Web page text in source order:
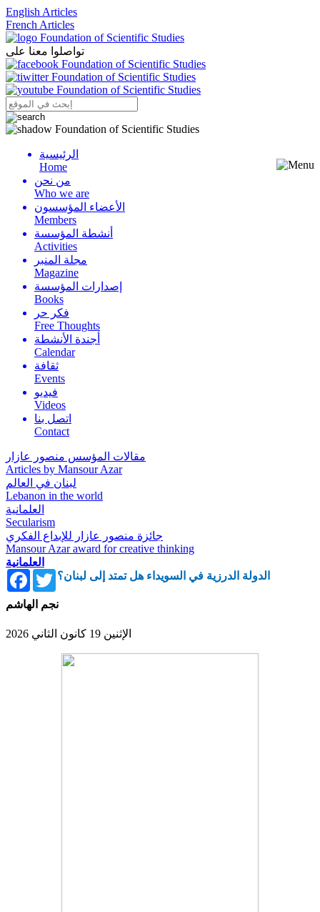
English Articles
French Articles
تواصلوا معنا على
Menu
الرئيسية
Home
من نحن
Who we are
الأعضاء المؤسسون
Members
أنشطة المؤسسة
Activities
مجلة المنبر
Magazine
إصدارات المؤسسة
Books
فكر حر
Free Thoughts
أجندة الأنشطة
Calendar
ثقافة
Events
فيديو
Videos
اتصل بنا
Contact
مقالات المؤسس منصور عازار
Articles by Mansour Azar
لبنان في العالم
Lebanon in the world
العلمانية
Secularism
جائزة منصور عازار للإبداع الفكري
Mansour Azar award for creative thinking
العلمانية
Facebook
Twitter
الدولة الدرزية في السويداء هل تمتد إلى لبنان؟
نجم الهاشم
الإثنين 19 كانون الثاني 2026